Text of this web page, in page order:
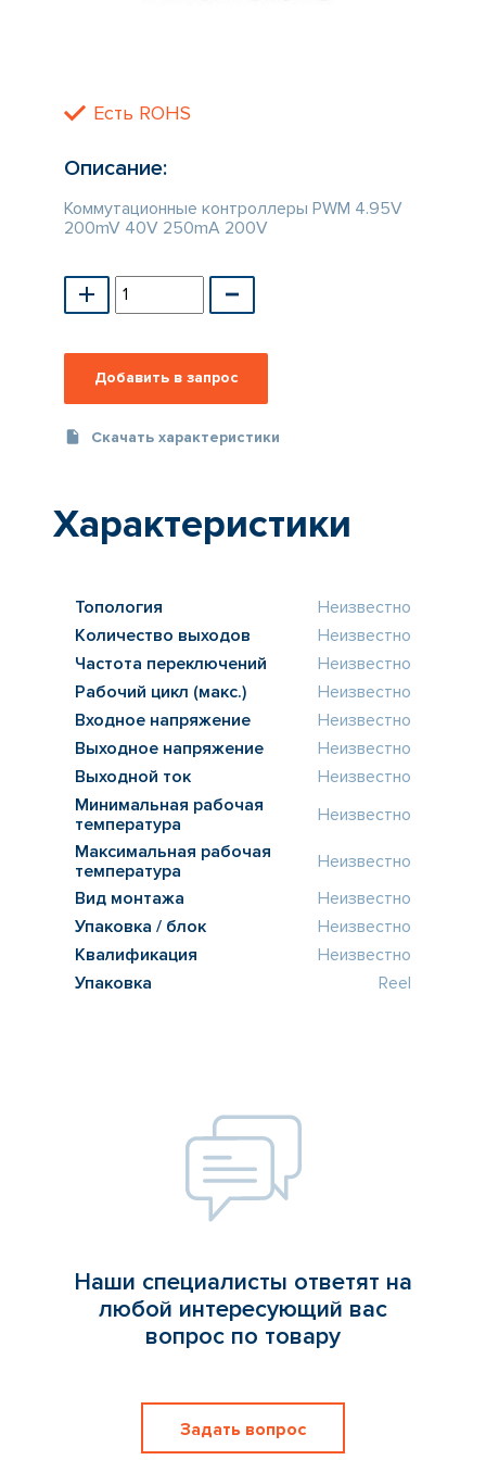
Есть ROHS
Описание:
Коммутационные контроллеры PWM 4.95V
200mV 40V 250mA 200V
Скачать характеристики
Характеристики
Топология
Неизвестно
Количество выходов
Неизвестно
Частота переключений
Неизвестно
Рабочий цикл (макс.)
Неизвестно
Входное напряжение
Неизвестно
Выходное напряжение
Неизвестно
Выходной ток
Неизвестно
Минимальная рабочая
температура
Неизвестно
Максимальная рабочая
температура
Неизвестно
Вид монтажа
Неизвестно
Упаковка / блок
Неизвестно
Квалификация
Неизвестно
Упаковка
Reel
Наши специалисты ответят на
любой интересующий вас
вопрос по товару
Задать вопрос